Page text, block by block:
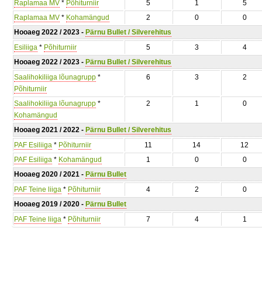
Raplamaa MV * Põhiturniir 5 1
5
Raplamaa MV * Kohamängud 2 0
0
Hooaeg 2022 / 2023 - Pärnu Bullet / Silverehitus
Esiliiga * Põhiturniir 5 3
4
Hooaeg 2022 / 2023 - Pärnu Bullet / Silverehitus
Saalihokiliiga lõunagrupp *
Põhiturniir
6 3 2
Saalihokiliiga lõunagrupp *
Kohamängud
2 1 0
Hooaeg 2021 / 2022 - Pärnu Bullet / Silverehitus
PAF Esiliiga * Põhiturniir 11 14
12
PAF Esiliiga * Kohamängud 1 0
0
Hooaeg 2020 / 2021 - Pärnu Bullet
PAF Teine liiga * Põhiturniir 4 2
0
Hooaeg 2019 / 2020 - Pärnu Bullet
PAF Teine liiga * Põhiturniir 7 4 1